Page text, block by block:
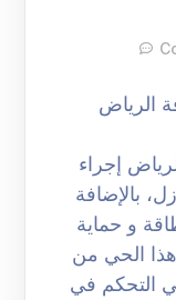
الرياض
إجراء
بالإضافة
و حماية
هذا الحي من
التحكم في